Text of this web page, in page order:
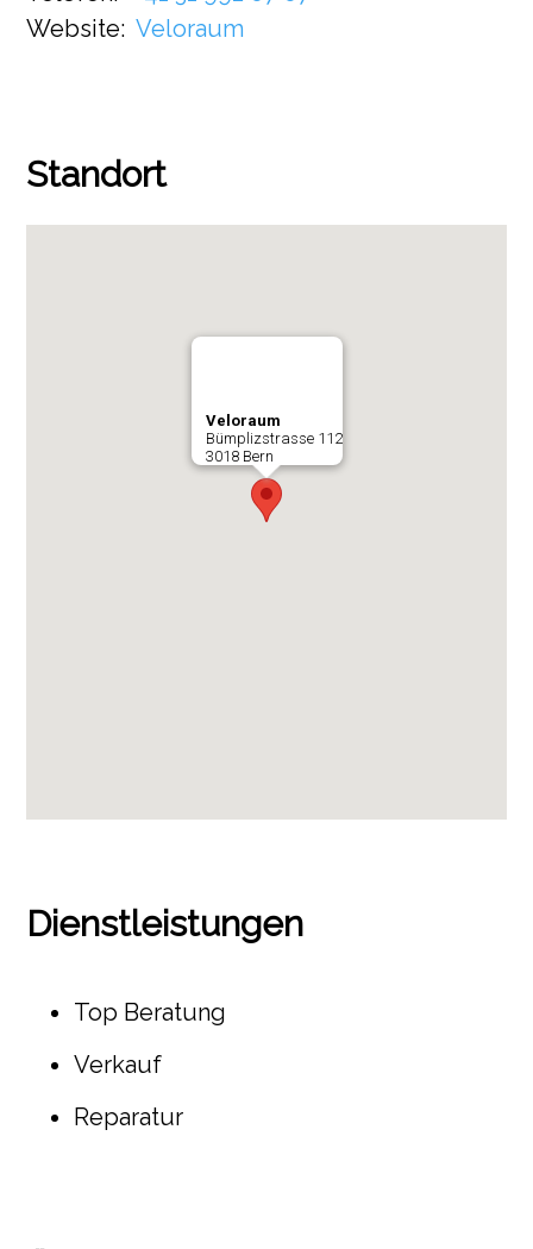
Website: Veloraum
Standort
Veloraum
Bümplizstrasse 112
3018 Bern
Dienstleistungen
Top Beratung
Verkauf
Reparatur